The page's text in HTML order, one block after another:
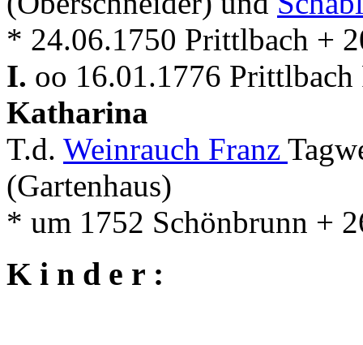
* 24.06.1750 Prittlbach +
I. oo 16.01.1776 Prittlbach
Katharina
T.d. Weinrauch Franz
(Gartenhaus)
* um 1752 Schönbrunn +
K i n d e r :